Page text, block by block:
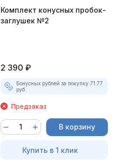
Комплект конусных пробок-
заглушек №2
2 390 ₽
Бонусных рублей за покупку:71.77
руб.
Предзаказ
В корзину
Купить в 1 клик